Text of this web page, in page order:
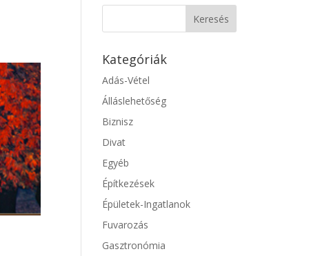
Kategóriák
Adás-Vétel
Álláslehetőség
Biznisz
Divat
Egyéb
Építkezések
Épületek-Ingatlanok
Fuvarozás
Gasztronómia